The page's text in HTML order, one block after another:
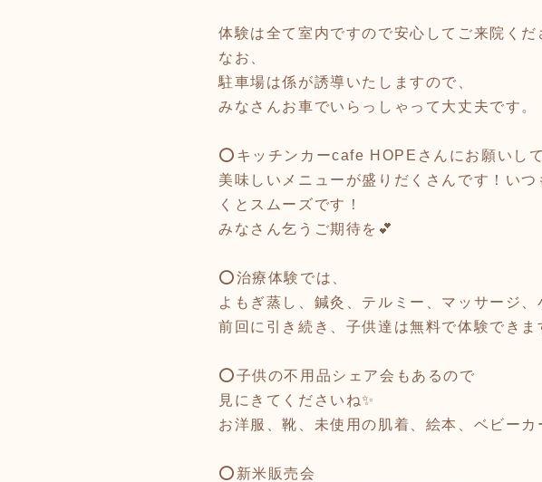
体験は全て室内ですので安心してご来院くだ
なお、
駐車場は係が誘導いたしますので、
みなさんお車でいらっしゃって大丈夫です。
⭕️キッチンカーcafe HOPEさんにお願いし
美味しいメニューが盛りだくさんです！い
くとスムーズです！
みなさん乞うご期待を💕
⭕️治療体験では、
よもぎ蒸し、鍼灸、テルミー、マッサージ
前回に引き続き、子供達は無料で体験できま
⭕️子供の不用品シェア会もあるので
見にきてくださいね✨
お洋服、靴、未使用の肌着、絵本、ベビーカ
⭕️新米販売会